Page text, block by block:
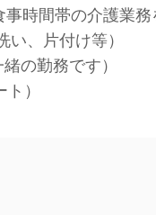
時間帯の介護業
、片付け等）
の勤務です）
）